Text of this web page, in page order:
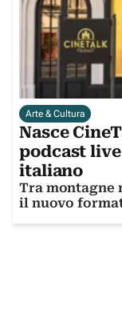
Arte & Cultura
Nasce
podcast
italiano
Tra montagne
il nuovo